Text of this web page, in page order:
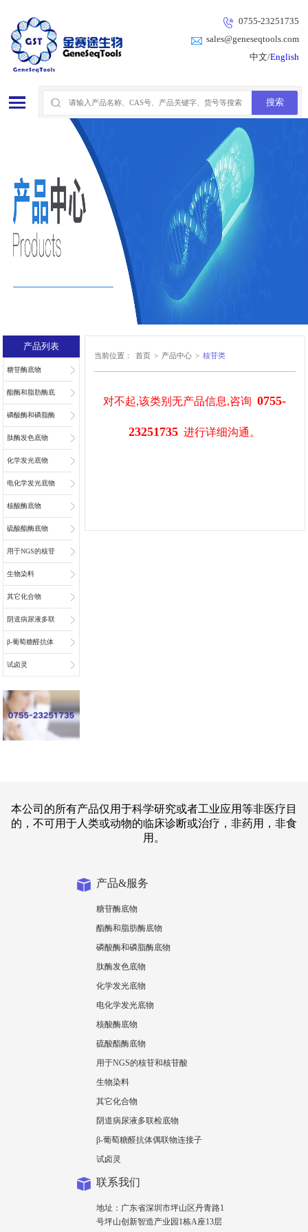
0755-23251735
sales@geneseqtools.com
中文/English
产品列表
糖苷酶底物
酯酶和脂肪酶底
物
磷酸酶和磷脂酶
底物
肽酶发色底物
化学发光底物
电化学发光底物
核酸酶底物
硫酸酯酶底物
用于NGS的核苷
和核苷酸
生物染料
其它化合物
阴道病尿液多联
检底物
β-葡萄糖醛抗体
偶联物连接子
试卤灵
当前位置： 首页 > 产品中心 > 核苷类
对不起,该类别无产品信息,咨询0755-
23251735 进行详细沟通。
本公司的所有产品仅用于科学研究或者工业应用等非医疗目
的，不可用于人类或动物的临床诊断或治疗，非药用，非食
用。
产品&服务
糖苷酶底物
酯酶和脂肪酶底物
磷酸酶和磷脂酶底物
肽酶发色底物
化学发光底物
电化学发光底物
核酸酶底物
硫酸酯酶底物
用于NGS的核苷和核苷酸
生物染料
其它化合物
阴道病尿液多联检底物
β-葡萄糖醛抗体偶联物连接子
试卤灵
联系我们
地址：广东省深圳市坪山区丹青路1
号坪山创新智造产业园1栋A座13层